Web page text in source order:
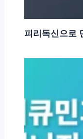
피리독신으로